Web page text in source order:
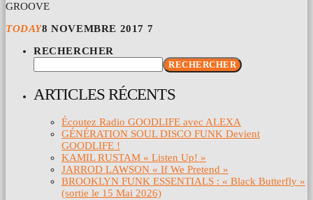
GROOVE
TODAY8 NOVEMBRE 2017 7
RECHERCHER
RECHERCHER
ARTICLES RÉCENTS
Écoutez Radio GOODLIFE avec ALEXA
GÉNÉRATION SOUL DISCO FUNK Devient
GOODLIFE !
KAMIL RUSTAM « Listen Up! »
JARROD LAWSON « If We Pretend »
BROOKLYN FUNK ESSENTIALS : « Black Butterfly »
(sortie le 15 Mai 2026)